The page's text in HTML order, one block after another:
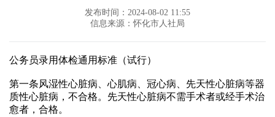
发布时间：2024-08-02 11:55
信息来源：怀化市人社局
公务员录用体检通用标准（试行）
第一条风湿性心脏病、心肌病、冠心病、先天性心脏病等器
质性心脏病，不合格。先天性心脏病不需手术者或经手术治
愈者，合格。